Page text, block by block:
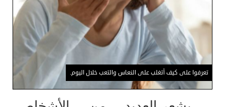
تعرفوا على كيف أتغلب على النعاس والتعب خلال اليوم.